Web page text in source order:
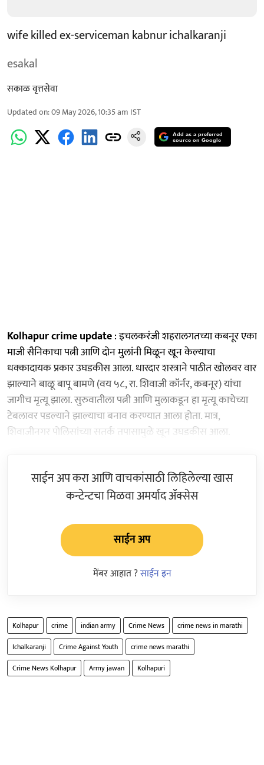
wife killed ex-serviceman kabnur ichalkaranji
esakal
सकाळ वृत्तसेवा
Updated on:09 May 2026, 10:35 am IST
Add as a preferred
source on Google
Kolhapur crime update: इचलकरंजी शहरालगतच्या कबनूर एका
माजी सैनिकाचा पत्नी आणि दोन मुलांनी मिळून खून केल्याचा
धक्कादायक प्रकार उघडकीस आला. धारदार शस्त्राने पाठीत खोलवर वार
झाल्याने बाळू बापू बामणे (वय ५८, रा. शिवाजी कॉर्नर, कबनूर) यांचा
जागीच मृत्यू झाला. सुरुवातीला पत्नी आणि मुलाकडून हा मृत्यू काचेच्या
टेबलावर पडल्याने झाल्याचा बनाव करण्यात आला होता. मात्र,
शिवाजीनगर पोलिसांच्या सतर्क तपासामुळे खून उघडकीस आला.
साईन अप करा आणि वाचकांसाठी लिहिलेल्या खास
कन्टेन्टचा मिळवा अमर्याद ॲक्सेस
साईन अप
मेंबर आहात ?साईन इन
Kolhapur crime indian army Crime News
crime news in marathi
Ichalkaranji
Crime Against Youth
crime news marathi
Crime News Kolhapur
Army jawan Kolhapuri